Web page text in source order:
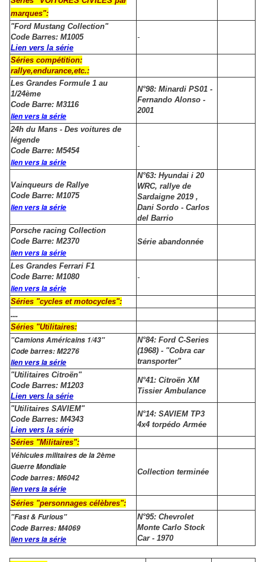
marques":
"Ford Mustang Collection"
Code Barres: M1005
Lien vers la série
-
Séries compétition:
rallye,endurance,etc.:
Les Grandes Formule 1 au
1/24ème
Code Barre: M3116
lien vers la série
N°98: Minardi PS01 -
Fernando Alonso -
2001
24h du Mans - Des voitures de
légende
Code Barre: M5454
lien vers la série
-
Vainqueurs de Rallye
Code Barre: M1075
lien vers la série
N°63: Hyundai i 20
WRC, rallye de
Sardaigne 2019 ,
Dani Sordo - Carlos
del Barrio
Porsche racing Collection
Code Barre: M2370
lien vers la série
Série abandonnée
Les Grandes Ferrari F1
Code Barre: M1080
lien vers la série
-
Séries "cycles et motocycles":
....
Séries "Utilitaires:
"Camions Américains 1/43"
Code barres: M2276
lien vers la série
N°84: Ford C-Series
(1968) - "Cobra car
transporter"
"Utilitaires Citroën"
Code Barres: M1203
Lien vers la série
N°41: Citroën XM
Tissier Ambulance
"Utilitaires SAVIEM"
Code Barres: M4343
Lien vers la série
N°14: SAVIEM TP3
4x4 torpédo Armée
Séries "Militaires":
Véhicules militaires de la 2ème
Guerre Mondiale
Code barres: M6042
lien vers la série
Collection terminée
Séries "personnages célèbres":
"Fast & Furious"
Code Barres: M4069
lien vers la série
N°95: Chevrolet
Monte Carlo Stock
Car - 1970